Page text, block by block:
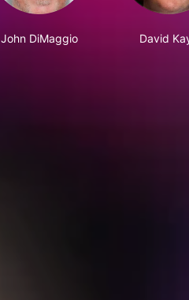
John DiMaggio David